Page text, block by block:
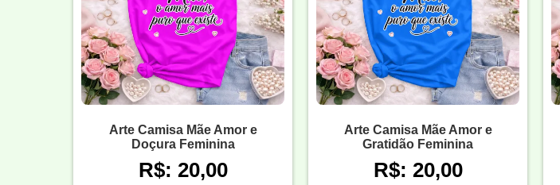
Arte Camisa Mãe Amor e
Doçura Feminina
R$: 20,00
Arte Camisa Mãe Amor e
Gratidão Feminina
R$: 20,00